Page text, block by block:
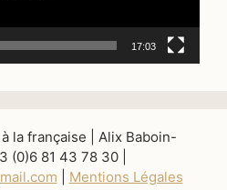
17:03
la française | Alix Baboin-
(0)6 81 43 78 30 |
Mentions Légales